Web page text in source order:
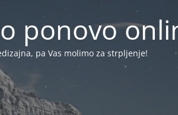
ponovo
pa Vas molimo za strpljenje!